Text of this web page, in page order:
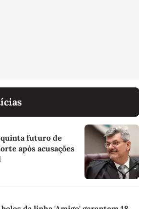
quinta futuro de
após acusações